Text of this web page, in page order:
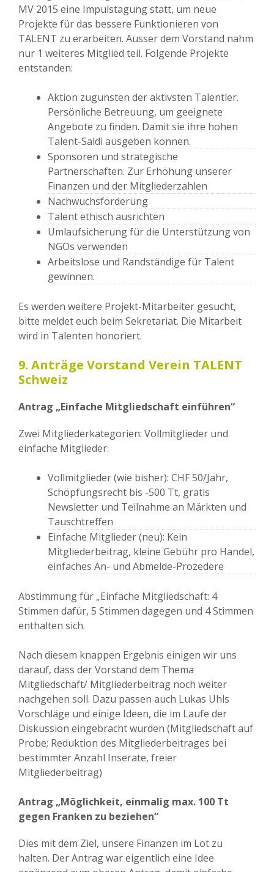
MV 2015 eine Impulstagung statt, um neue
Projekte für das bessere Funktionieren von
TALENT zu erarbeiten. Ausser dem Vorstand nahm
nur 1 weiteres Mitglied teil. Folgende Projekte
entstanden:
Aktion zugunsten der aktivsten Talentler.
Persönliche Betreuung, um geeignete
Angebote zu finden. Damit sie ihre hohen
Talent-Saldi ausgeben können.
Sponsoren und strategische
Partnerschaften. Zur Erhöhung unserer
Finanzen und der Mitgliederzahlen
Nachwuchsförderung
Talent ethisch ausrichten
Umlaufsicherung für die Unterstützung von
NGOs verwenden
Arbeitslose und Randständige für Talent
gewinnen.
Es werden weitere Projekt-Mitarbeiter gesucht,
bitte meldet euch beim Sekretariat. Die Mitarbeit
wird in Talenten honoriert.
9. Anträge Vorstand Verein TALENT
Schweiz
Antrag „Einfache Mitgliedschaft einführen“
Zwei Mitgliederkategorien: Vollmitglieder und
einfache Mitglieder:
Vollmitglieder (wie bisher): CHF 50/Jahr,
Schöpfungsrecht bis -500 Tt, gratis
Newsletter und Teilnahme an Märkten und
Tauschtreffen
Einfache Mitglieder (neu): Kein
Mitgliederbeitrag, kleine Gebühr pro Handel,
einfaches An- und Abmelde-Prozedere
Abstimmung für „Einfache Mitgliedschaft: 4
Stimmen dafür, 5 Stimmen dagegen und 4 Stimmen
enthalten sich.
Nach diesem knappen Ergebnis einigen wir uns
darauf, dass der Vorstand dem Thema
Mitgliedschaft/ Mitgliederbeitrag noch weiter
nachgehen soll. Dazu passen auch Lukas Uhls
Vorschläge und einige Ideen, die im Laufe der
Diskussion eingebracht wurden (Mitgliedschaft auf
Probe; Reduktion des Mitgliederbeitrages bei
bestimmter Anzahl Inserate, freier
Mitgliederbeitrag)
Antrag „Möglichkeit, einmalig max. 100 Tt
gegen Franken zu beziehen“
Dies mit dem Ziel, unsere Finanzen im Lot zu
halten. Der Antrag war eigentlich eine Idee